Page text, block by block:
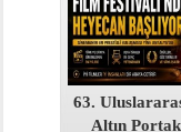
63.
Altın